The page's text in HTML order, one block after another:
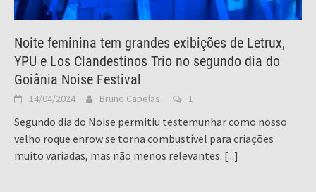
Noite feminina tem grandes exibições de Letrux,
YPU e Los Clandestinos Trio no segundo dia do
Goiânia Noise Festival
14/04/2024 Bruno Capelas 1
Segundo dia do Noise permitiu testemunhar como nosso
velho roque enrow se torna combustível para criações
muito variadas, mas não menos relevantes. [...]